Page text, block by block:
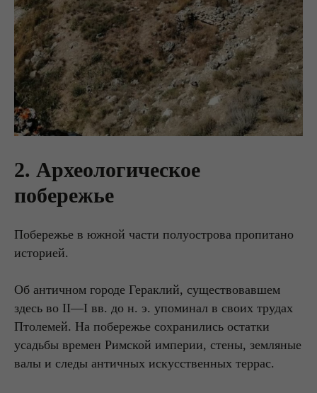
2. Археологическое
побережье
Побережье в южной части полуострова пропитано
историей.
Об античном городе Гераклий, существовавшем
здесь во II—I вв. до н. э. упоминал в своих трудах
Птолемей. На побережье сохранились остатки
усадьбы времен Римской империи, стены, земляные
валы и следы античных искусственных террас.